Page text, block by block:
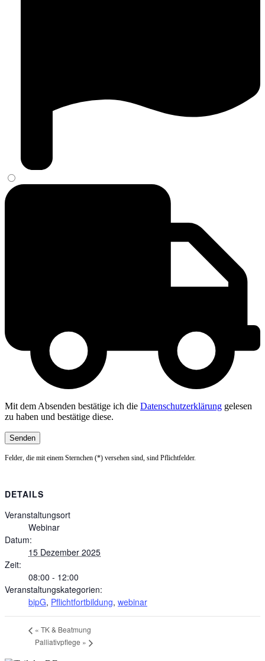
Mit dem Absenden bestätige ich die Datenschutzerklärung gelesen
zu haben und bestätige diese.
Felder, die mit einem Sternchen (*) versehen sind, sind Pflichtfelder.
DETAILS
Veranstaltungsort
Webinar
Datum:
15 Dezember 2025
Zeit:
08:00 - 12:00
Veranstaltungskategorien:
bipG, Pflichtfortbildung, webinar
« TK & Beatmung
Palliativpflege »